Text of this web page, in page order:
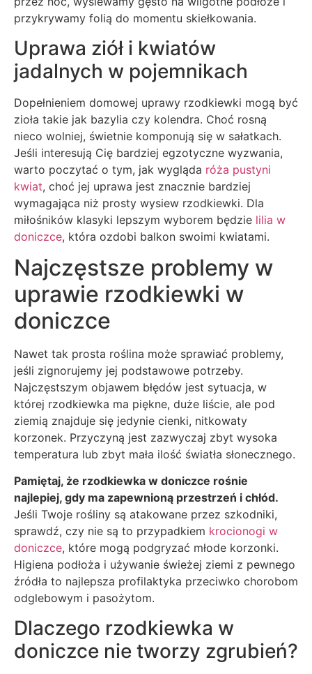
przykrywamy folią do momentu skiełkowania.
Uprawa ziół i kwiatów
jadalnych w pojemnikach
Dopełnieniem domowej uprawy rzodkiewki mogą być
zioła takie jak bazylia czy kolendra. Choć rosną
nieco wolniej, świetnie komponują się w sałatkach.
Jeśli interesują Cię bardziej egzotyczne wyzwania,
warto poczytać o tym, jak wygląda róża pustyni
kwiat, choć jej uprawa jest znacznie bardziej
wymagająca niż prosty wysiew rzodkiewki. Dla
miłośników klasyki lepszym wyborem będzie lilia w
doniczce, która ozdobi balkon swoimi kwiatami.
Najczęstsze problemy w
uprawie rzodkiewki w
doniczce
Nawet tak prosta roślina może sprawiać problemy,
jeśli zignorujemy jej podstawowe potrzeby.
Najczęstszym objawem błędów jest sytuacja, w
której rzodkiewka ma piękne, duże liście, ale pod
ziemią znajduje się jedynie cienki, nitkowaty
korzonek. Przyczyną jest zazwyczaj zbyt wysoka
temperatura lub zbyt mała ilość światła słonecznego.
Pamiętaj, że rzodkiewka w doniczce rośnie
najlepiej, gdy ma zapewnioną przestrzeń i chłód.
Jeśli Twoje rośliny są atakowane przez szkodniki,
sprawdź, czy nie są to przypadkiem krocionogi w
doniczce, które mogą podgryzać młode korzonki.
Higiena podłoża i używanie świeżej ziemi z pewnego
źródła to najlepsza profilaktyka przeciwko chorobom
odglebowym i pasożytom.
Dlaczego rzodkiewka w
doniczce nie tworzy zgrubień?